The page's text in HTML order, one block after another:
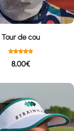
Tour de cou
8,00€